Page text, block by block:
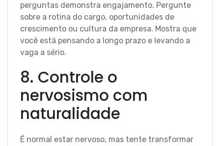
perguntas demonstra engajamento. Pergunte
sobre a rotina do cargo, oportunidades de
crescimento ou cultura da empresa. Mostra que
você está pensando a longo prazo e levando a
vaga a sério.
8. Controle o
nervosismo com
naturalidade
É normal estar nervoso, mas tente transformar